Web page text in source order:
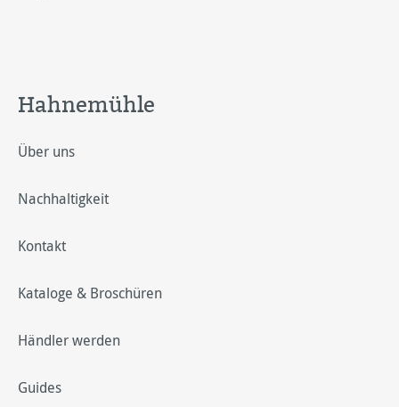
Hahnemühle
Über uns
Nachhaltigkeit
Kontakt
Kataloge & Broschüren
Händler werden
Guides